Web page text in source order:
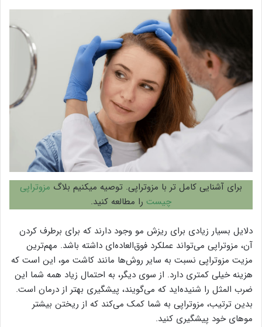
برای آشنایی کامل تر با مزوتراپی. توصیه میکنیم بلاگ مزوتراپی
چیست را مطالعه کنید.
دلایل بسیار زیادی برای ریزش مو وجود دارند که برای برطرف کردن
آن، مزوتراپی می‌تواند عملکرد فوق‌العاده‌ای داشته باشد. مهم‌ترین
مزیت مزوتراپی نسبت به سایر روش‌ها مانند کاشت مو، این است که
هزینه خیلی کمتری دارد. از سوی دیگر، به احتمال زیاد همه شما این
ضرب المثل را شنیده‌اید که می‌گویند، پیشگیری بهتر از درمان است.
بدین ترتیب، مزوتراپی به شما کمک می‌کند که از ریختن بیشتر
مو‌های خود پیشگیری کنید.